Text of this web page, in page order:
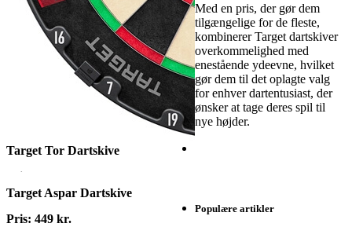
Target Tor Dartskive
Pris: 599 kr.
Target Aspar Dartskive
Pris: 449 kr.
Med en pris, der gør dem
tilgængelige for de fleste,
kombinerer Target dartskiver
overkommelighed med
enestående ydeevne, hvilket
gør dem til det oplagte valg
for enhver dartentusiast, der
ønsker at tage deres spil til
nye højder.
Populære artikler